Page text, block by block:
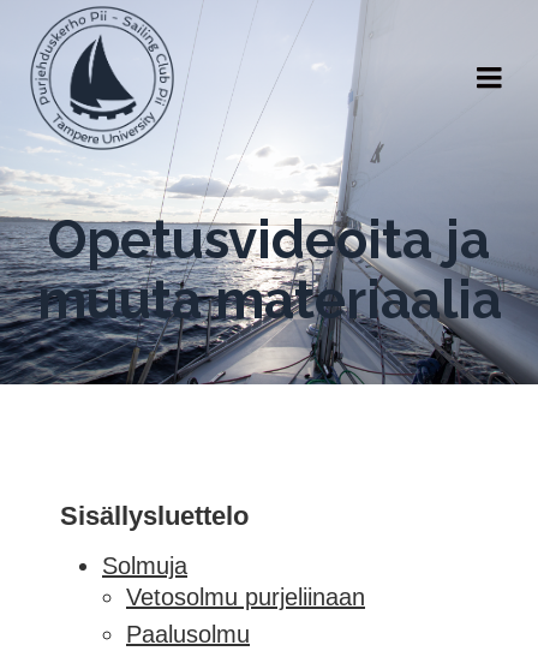
Opetusvideoita ja
muuta materiaalia
Sisällysluettelo
Solmuja
Vetosolmu purjeliinaan
Paalusolmu